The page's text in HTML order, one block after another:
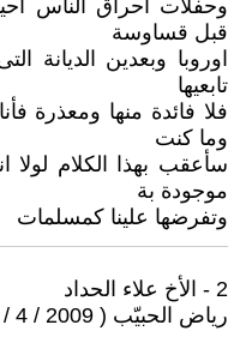
وحفلات احراق الناس
قبل قساوسة
اوروبا وبعدين الديانة
تابعيها
فلا فائدة منها ومعذرة
وما كنت
سأعقب بهذا الكلام
موجودة بة
وتفرضها علينا كمسلمات
2 - الأخ علاء الحداد
رياض الحبيّب ( 2009 / 4 / 19 - 22:23 )